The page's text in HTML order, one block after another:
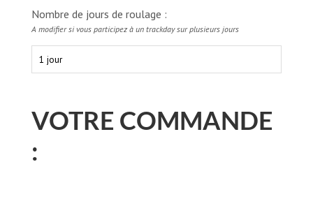
Nombre de jours de roulage :
A modifier si vous participez à un trackday sur plusieurs jours
VOTRE COMMANDE
: